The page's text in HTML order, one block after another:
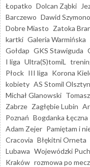
Łopatko Dolcan Ząbki
Barczewo Dawid
Dobre Miasto Zatoka
kartki Galeria Warmińska
Gołdap GKS Stawiguda
I liga Ultra(S)tomiL
Płock III liga Korona
kobiety AS Stomil Olsztyn
Michał Glanowski
Zabrze Zagłębie Lubin
Poznań Bogdanka Łęczna
Adam Zejer Pamiętam i
Cracovia Błękitni Orneta
Lubawa Wojewódzki
Kraków rozmowa po